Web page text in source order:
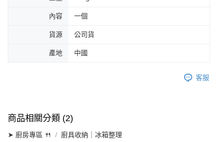
內容 一個
貨源 公司貨
產地 中國
客服
商品相關分類 (2)
➤ 廚房專區 🍴 廚具收納｜冰箱整理